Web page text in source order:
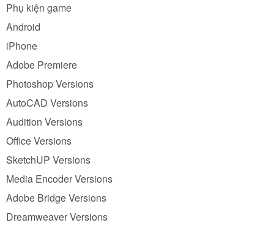
Phụ kiện game
Android
iPhone
Adobe Premiere
Photoshop Versions
AutoCAD Versions
Audition Versions
Office Versions
SketchUP Versions
Media Encoder Versions
Adobe Bridge Versions
Dreamweaver Versions